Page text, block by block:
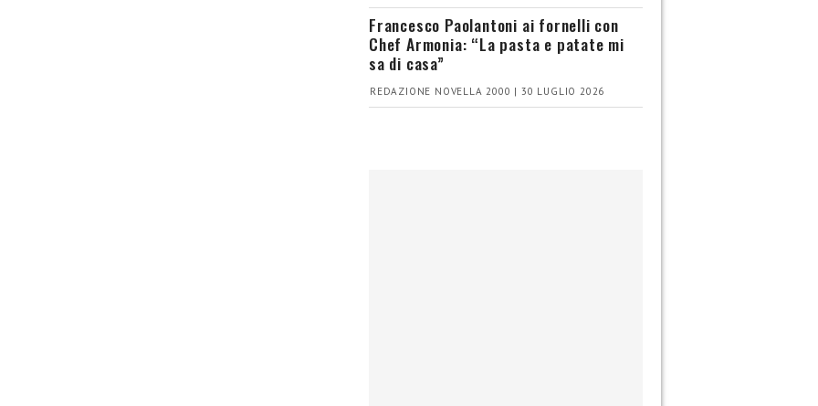
Francesco Paolantoni ai fornelli con
Chef Armonia: “La pasta e patate mi
sa di casa”
REDAZIONE NOVELLA 2000 | 30 LUGLIO 2026